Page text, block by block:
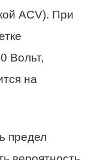
ACV). При
Вольт,
на
предел